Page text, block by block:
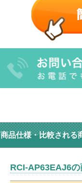
商品仕様・比較される
RCI-AP63EAJ6